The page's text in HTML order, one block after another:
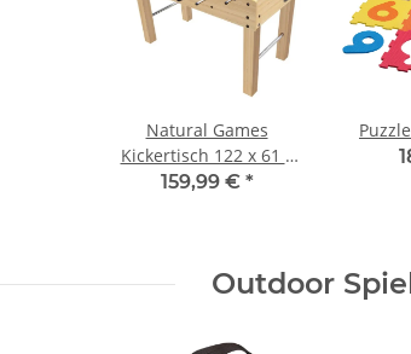
Natural Games
Kickertisch 122 x 61 x
79 cm
159,99 € *
Outdoor